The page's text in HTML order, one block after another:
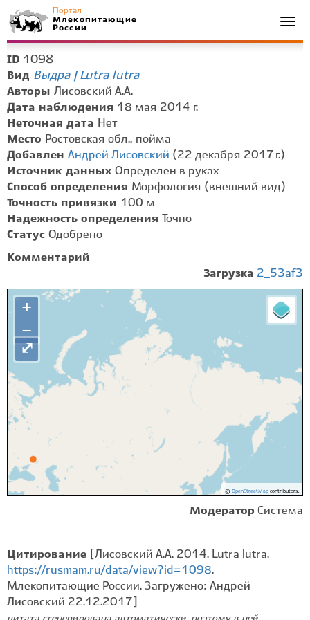
Портал
Млекопитающие
России
ID 1098
Вид Выдра | Lutra lutra
Авторы Лисовский А.А.
Дата наблюдения 18 мая 2014 г.
Неточная дата Нет
Место Ростовская обл., пойма
Добавлен Андрей Лисовский (22 декабря 2017 г.)
Источник данных Определен в руках
Способ определения Морфология (внешний вид)
Точность привязки 100 м
Надежность определения
Точно
Статус Одобрено
Комментарий
Загрузка 2_53af3
+
−
© OpenStreetMapcontributors.
⤢
Модератор Система
Цитирование
[Лисовский А.А. 2014. Lutra lutra.
https://rusmam.ru/data/view?id=1098.
Млекопитающие России. Загружено: Андрей
Лисовский 22.12.2017]